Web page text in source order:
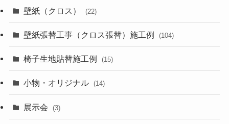
壁紙（クロス） (22)
壁紙張替工事（クロス張替）施工例 (104)
椅子生地貼替施工例 (15)
小物・オリジナル (14)
展示会 (3)